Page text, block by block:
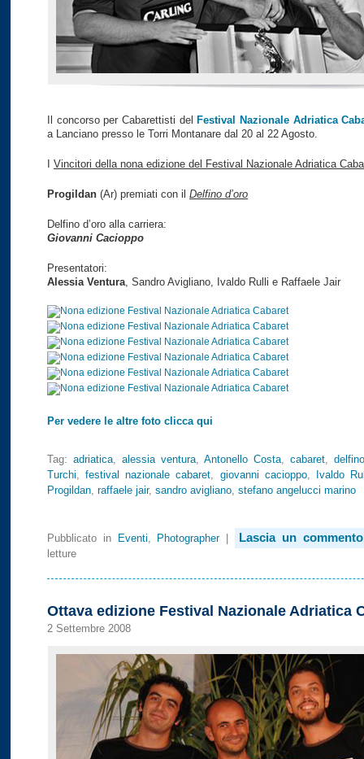
Il concorso per Cabarettisti delFestival Nazionale Adriatica
a Lanciano presso le Torri Montanare dal 20 al 22 Agosto.
I Vincitori della nona edizione del Festival Nazionale Adriatica
Progildan (Ar) premiati con il Delfino d’oro
Delfino d’oro alla carriera:
Giovanni Cacioppo
Presentatori:
Alessia Ventura , Sandro Avigliano, Ivaldo Rulli e Raffaele Jair
Per vedere le altre foto clicca qui
Tag: adriatica alessia ventura Antonello Costa cabaret
delfino
Turchi ,festival nazionale cabaret giovanni cacioppo,
Ivaldo
Progildan raffaele jair, sandro avigliano stefano angelucci marino
Pubblicato in Eventi Photographer| Lascia un
letture
Ottava edizione Festival Nazionale Adriatica
2 Settembre 2008